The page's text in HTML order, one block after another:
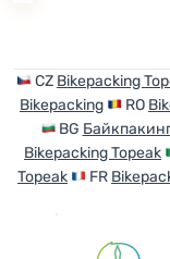
CZ Bikepacking
Bikepacking
RO
BG
Bikepacking Topeak
Topeak
FR